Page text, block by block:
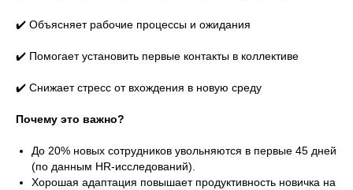
✔️ Объясняет рабочие процессы и ожидания
✔️ Помогает установить первые контакты в коллективе
✔️ Снижает стресс от вхождения в новую среду
Почему это важно?
До 20% новых сотрудников увольняются в первые 45 дней
(по данным HR-исследований).
Хорошая адаптация повышает продуктивность новичка на